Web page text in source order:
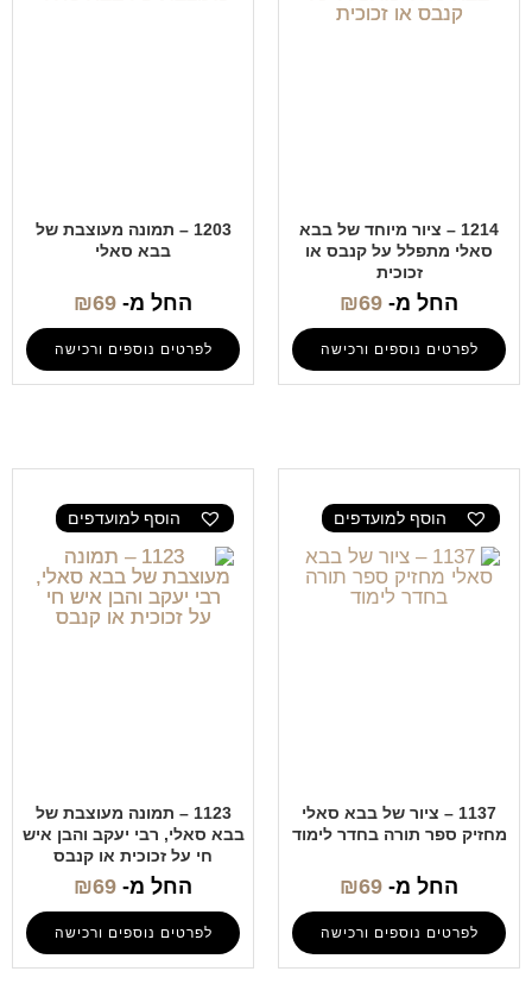
1214 – ציור מיוחד של בבא
סאלי מתפלל על קנבס או
זכוכית
החל מ- ₪69
לפרטים נוספים ורכישה
1203 – תמונה מעוצבת של
בבא סאלי
החל מ- ₪69
לפרטים נוספים ורכישה
הוסף למועדפים
1137 – ציור של בבא סאלי
מחזיק ספר תורה בחדר לימוד
החל מ- ₪69
לפרטים נוספים ורכישה
הוסף למועדפים
1123 – תמונה מעוצבת של
בבא סאלי, רבי יעקב והבן איש
חי על זכוכית או קנבס
החל מ- ₪69
לפרטים נוספים ורכישה